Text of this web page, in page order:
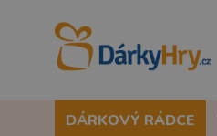
DÁRKOVÝ RÁDCE